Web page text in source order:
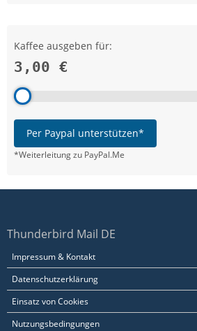
Kaffee ausgeben für:
3,00 €
Per Paypal unterstützen*
*Weiterleitung zu PayPal.Me
Thunderbird Mail DE
Impressum & Kontakt
Datenschutzerklärung
Einsatz von Cookies
Nutzungsbedingungen